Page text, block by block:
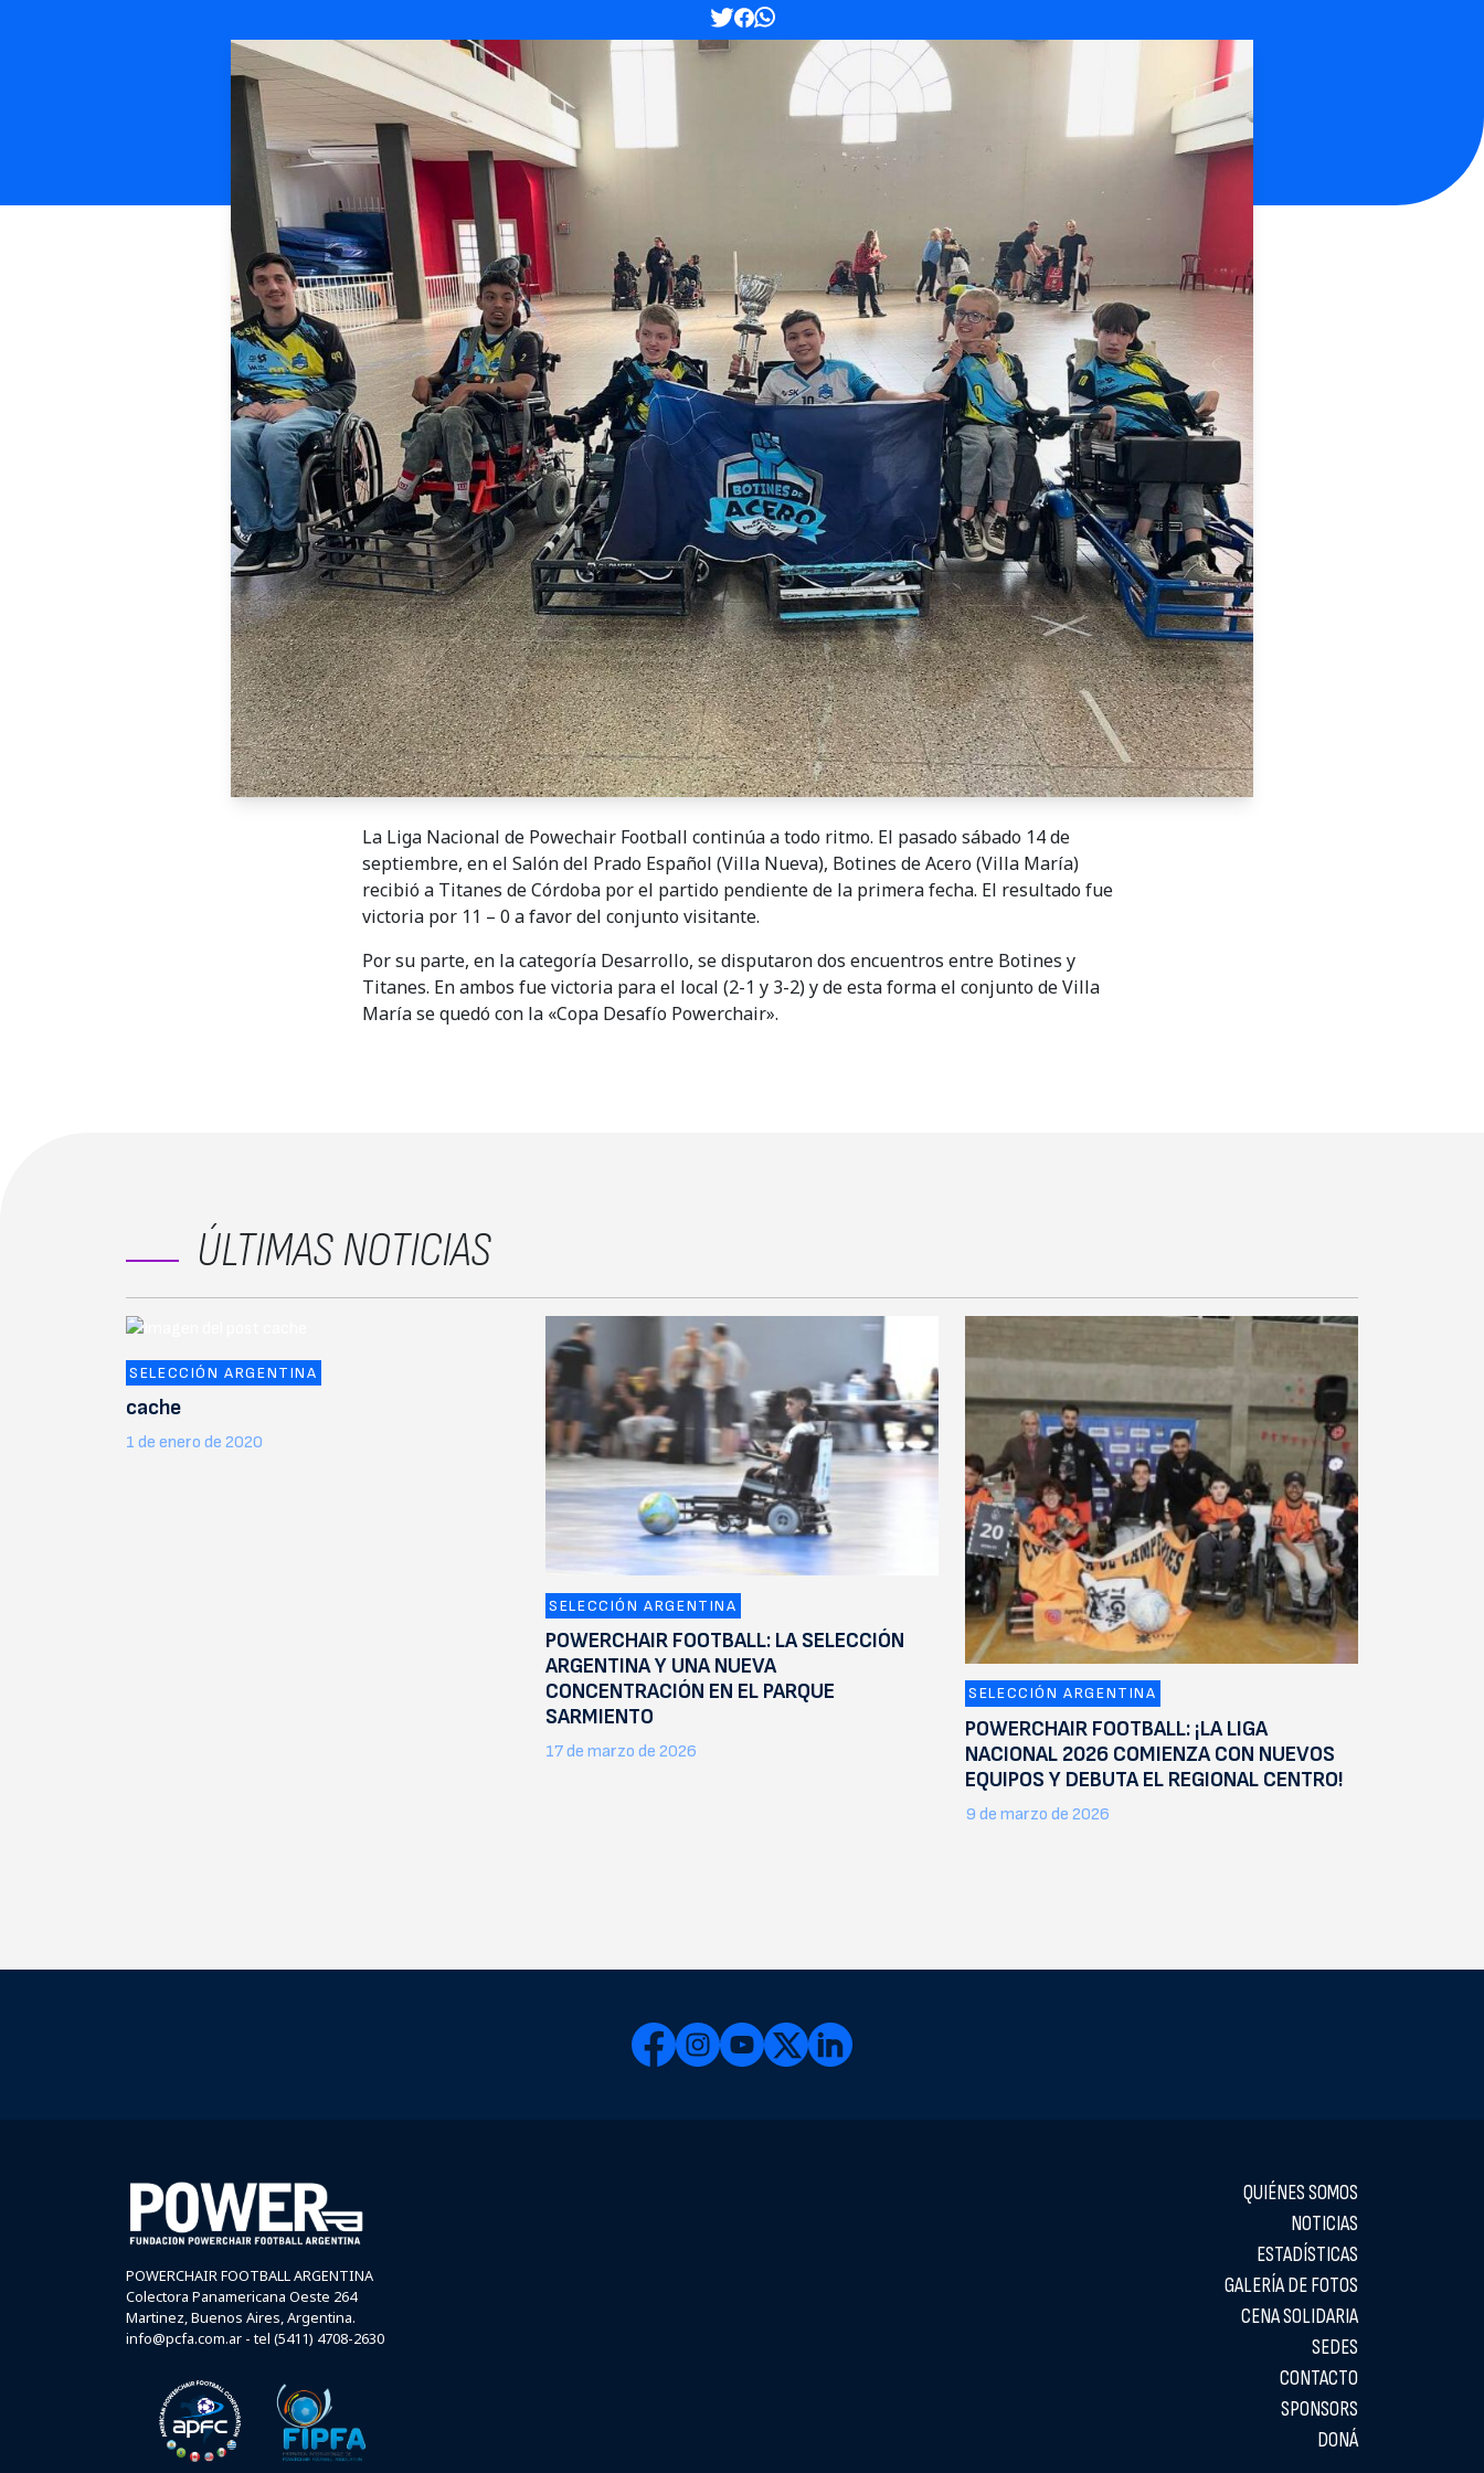
La Liga Nacional de Powechair Football continúa a todo ritmo. El pasado sábado 14 de
septiembre, en el Salón del Prado Español (Villa Nueva), Botines de Acero (Villa María)
recibió a Titanes de Córdoba por el partido pendiente de la primera fecha. El resultado fue
victoria por 11 – 0 a favor del conjunto visitante.
Por su parte, en la categoría Desarrollo, se disputaron dos encuentros entre Botines y
Titanes. En ambos fue victoria para el local (2-1 y 3-2) y de esta forma el conjunto de Villa
María se quedó con la «Copa Desafío Powerchair».
ÚLTIMAS NOTICIAS
SELECCIÓN ARGENTINA
cache
1 de enero de 2020
SELECCIÓN ARGENTINA
POWERCHAIR FOOTBALL: LA SELECCIÓN
ARGENTINA Y UNA NUEVA
CONCENTRACIÓN EN EL PARQUE
SARMIENTO
17 de marzo de 2026
SELECCIÓN ARGENTINA
POWERCHAIR FOOTBALL: ¡LA LIGA
NACIONAL 2026 COMIENZA CON NUEVOS
EQUIPOS Y DEBUTA EL REGIONAL CENTRO!
9 de marzo de 2026
POWERCHAIR FOOTBALL ARGENTINA
Colectora Panamericana Oeste 264
Martinez, Buenos Aires, Argentina.
info@pcfa.com.ar - tel (5411) 4708-2630
QUIÉNES SOMOS
NOTICIAS
ESTADÍSTICAS
GALERÍA DE FOTOS
CENA SOLIDARIA
SEDES
CONTACTO
SPONSORS
DONÁ